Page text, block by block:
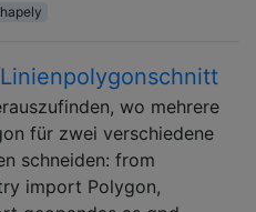
wo mehrere
für zwei verschiedene
schneiden: from
import Polygon,